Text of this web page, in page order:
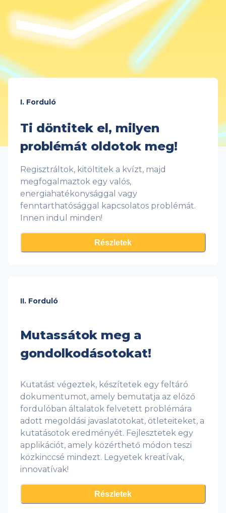
I. Forduló
Ti döntitek el, milyen
problémát oldotok meg!
Regisztráltok, kitöltitek a kvízt, majd
megfogalmaztok egy valós,
energiahatékonysággal vagy
fenntarthatósággal kapcsolatos problémát.
Innen indul minden!
Részletek
II. Forduló
Mutassátok meg a
gondolkodásotokat!
Kutatást végeztek, készítetek egy feltáró
dokumentumot, amely bemutatja az előző
fordulóban általatok felvetett problémára
adott megoldási javaslatotokat, ötleteiteket, a
kutatásotok eredményét. Fejlesztetek egy
applikációt, amely közérthető módon teszi
közkinccsé mindezt. Legyetek kreatívak,
innovatívak!
Részletek